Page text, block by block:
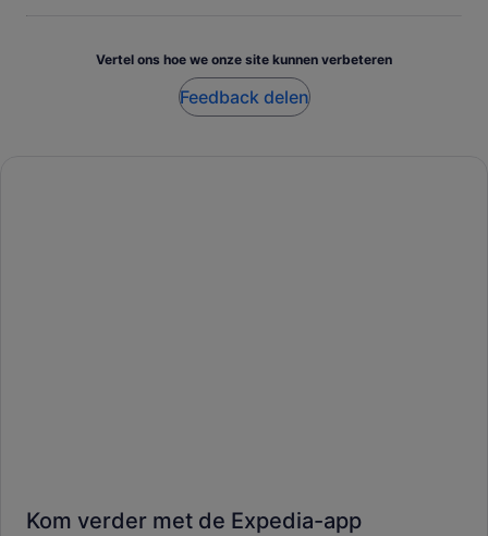
Vertel ons hoe we onze site kunnen verbeteren
Feedback delen
Kom verder met de Expedia-app